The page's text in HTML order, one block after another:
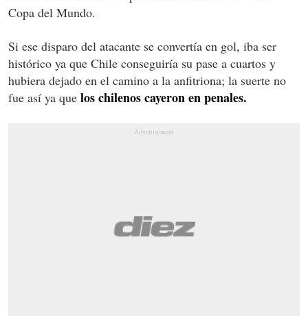
Copa del Mundo.
Si ese disparo del atacante se convertía en gol, iba ser
histórico ya que Chile conseguiría su pase a cuartos y
hubiera dejado en el camino a la anfitriona; la suerte no
fue así ya que los chilenos cayeron en penales.